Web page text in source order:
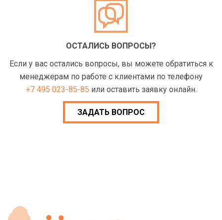
ОСТАЛИСЬ ВОПРОСЫ?
Если у вас остались вопросы, вы можете обратиться к
менеджерам по работе с клиентами по телефону
+7 495 023-85-85 или оставить заявку онлайн.
ЗАДАТЬ ВОПРОС